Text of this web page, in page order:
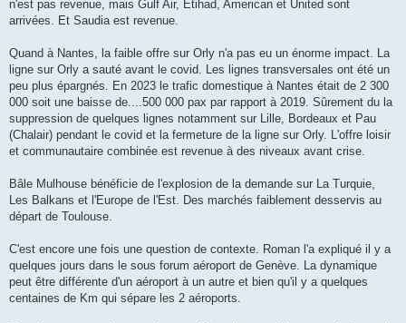
n'est pas revenue, mais Gulf Air, Etihad, American et United sont
arrivées. Et Saudia est revenue.
Quand à Nantes, la faible offre sur Orly n'a pas eu un énorme impact. La
ligne sur Orly a sauté avant le covid. Les lignes transversales ont été un
peu plus épargnés. En 2023 le trafic domestique à Nantes était de 2 300
000 soit une baisse de....500 000 pax par rapport à 2019. Sûrement du la
suppression de quelques lignes notamment sur Lille, Bordeaux et Pau
(Chalair) pendant le covid et la fermeture de la ligne sur Orly. L'offre loisir
et communautaire combinée est revenue à des niveaux avant crise.
Bâle Mulhouse bénéficie de l'explosion de la demande sur La Turquie,
Les Balkans et l'Europe de l'Est. Des marchés faiblement desservis au
départ de Toulouse.
C'est encore une fois une question de contexte. Roman l'a expliqué il y a
quelques jours dans le sous forum aéroport de Genève. La dynamique
peut être différente d'un aéroport à un autre et bien qu'il y a quelques
centaines de Km qui sépare les 2 aéroports.